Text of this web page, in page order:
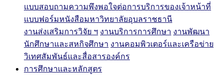
แบบสอบถามความพึงพอใจต่อการบริการของเจ้าหน้าที่
แบบฟอร์มหนังสือมหาวิทยาลัยอุบลราชธานี
งานส่งเสริมการวิจัย ฯ งานบริการการศึกษา งานพัฒนา
นักศึกษาและสหกิจศึกษา งานคอมพิวเตอร์และเครือข่าย
วิเทศสัมพันธ์และสื่อสารองค์กร
การศึกษาและหลักสูตร